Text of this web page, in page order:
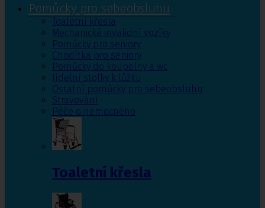
Pomůcky pro sebeobsluhu
Toaletní křesla
Mechanické invalidní vozíky
Pomůcky pro seniory
Chodítka pro seniory
Pomůcky do koupelny a wc
Jídelní stolky k lůžku
Ostatní pomůcky pro sebeobsluhu
Stravování
Péče o nemocného
Toaletní křesla